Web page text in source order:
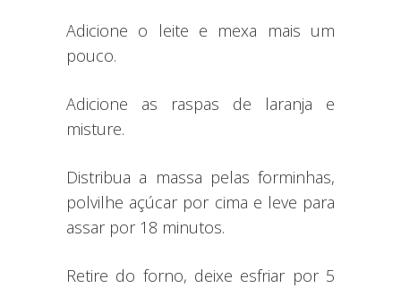
Adicione o leite e mexa mais um
pouco.
Adicione as raspas de laranja e
misture.
Distribua a massa pelas forminhas,
polvilhe açúcar por cima e leve para
assar por 18 minutos.
Retire do forno, deixe esfriar por 5